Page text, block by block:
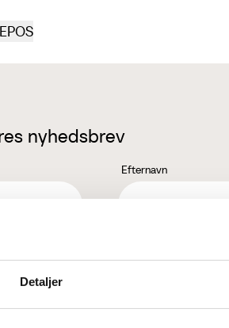
Detaljer
nyhedsbrev
Efternavn
af mine personoplysninger i henhold til